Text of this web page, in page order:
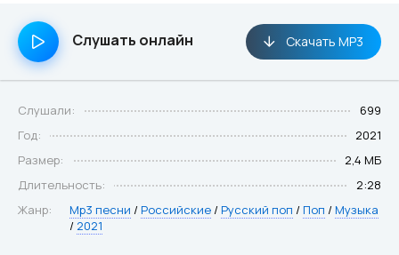
Слушать онлайн Скачать MP3
Слушали:
699
Год:
2021
Размер:
2,4 МБ
Длительность:
2:28
Жанр:
Mp3 песни / Российские / Русский поп / Поп / Музыка
/ 2021